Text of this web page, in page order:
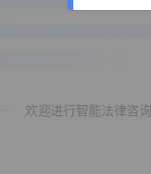
欢迎进行智能法律咨询